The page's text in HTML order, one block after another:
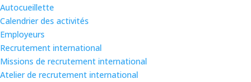
Autocueillette
Calendrier des activités
Employeurs
Recrutement international
Missions de recrutement international
Atelier de recrutement international